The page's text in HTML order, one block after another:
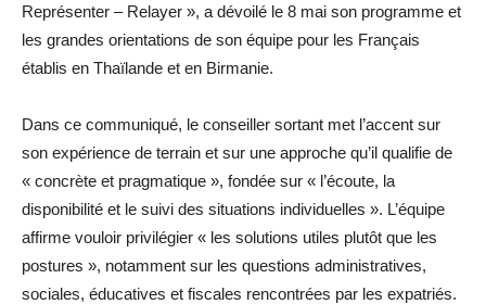
Représenter – Relayer », a dévoilé le 8 mai son programme et
les grandes orientations de son équipe pour les Français
établis en Thaïlande et en Birmanie.
Dans ce communiqué, le conseiller sortant met l’accent sur
son expérience de terrain et sur une approche qu’il qualifie de
« concrète et pragmatique », fondée sur « l’écoute, la
disponibilité et le suivi des situations individuelles ». L’équipe
affirme vouloir privilégier « les solutions utiles plutôt que les
postures », notamment sur les questions administratives,
sociales, éducatives et fiscales rencontrées par les expatriés.